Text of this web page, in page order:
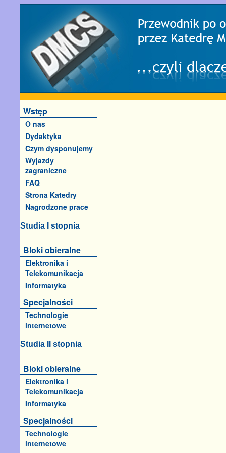
Wstęp
O nas
Dydaktyka
Czym dysponujemy
Wyjazdy
zagraniczne
FAQ
Strona Katedry
Nagrodzone prace
Studia I stopnia
Bloki obieralne
Elektronika i
Telekomunikacja
Informatyka
Specjalności
Technologie
internetowe
Studia II stopnia
Bloki obieralne
Elektronika i
Telekomunikacja
Informatyka
Specjalności
Technologie
internetowe